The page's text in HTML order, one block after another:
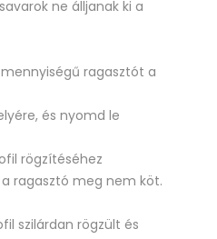
ne álljanak ki a
ragasztót a
és nyomd le
rögzítéséhez
ragasztó meg nem köt.
szilárdan rögzült és